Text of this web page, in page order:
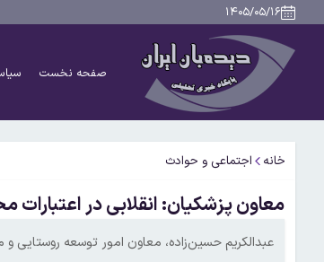
۱۴۰۵/۰۵/۱۶
صفحه نخست
خانه اجتماعی و حوادث
معاون پزشکیان: انقلابی در
عبدالکریم حسین‌زاده، معاون امور توسعه روستایی